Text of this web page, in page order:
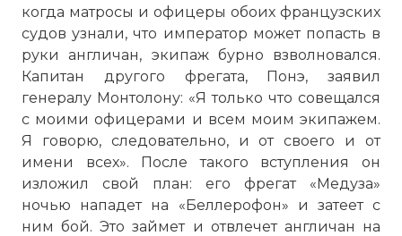
когда матросы и офицеры обоих французских
судов узнали, что император может попасть в
руки англичан, экипаж бурно взволновался.
Капитан другого фрегата, Понэ, заявил
генералу Монтолону: «Я только что совещался
с моими офицерами и всем моим экипажем.
Я говорю, следовательно, и от своего и от
имени всех». После такого вступления он
изложил свой план: его фрегат «Медуза»
ночью нападет на «Беллерофон» и затеет с
ним бой. Это займет и отвлечет англичан на